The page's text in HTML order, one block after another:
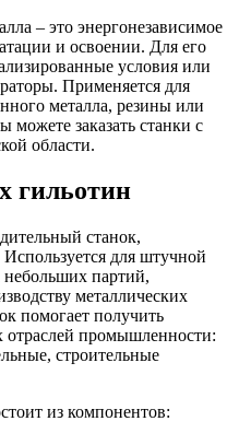
– это энергонезависимое
и освоении. Для его
условия или
Применяется для
металла, резины или
заказать станки с
области.
гильотин
станок,
для штучной
небольших партий,
металлических
помогает получить
отраслей промышленности:
строительные
из компонентов: